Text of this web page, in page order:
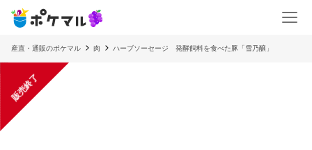
産直・通販のポケマル 肉 ハーブソーセージ 発酵飼料を食べた豚「雪乃醸」
販売終了